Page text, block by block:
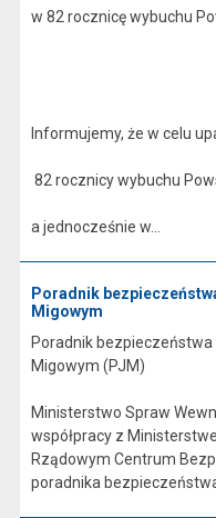
w 82 rocznicę wybuchu
Informujemy, że w celu
82 rocznicy wybuchu
a jednocześnie w...
Poradnik
Migowym
Poradnik
Migowym (PJM)
Ministerstwo Spraw
współpracy z
Rządowym Centrum
poradnika